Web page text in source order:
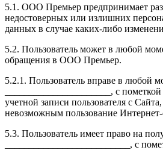
5.1. ООО Премьер предпринимает
недостоверных или излишних
данных в случае каких-либо
5.2. Пользователь может в любой
обращения в ООО Премьер.
5.2.1. Пользователь вправе в любой
______________________, с
учетной записи пользователя с
невозможным пользование
5.3. Пользователь имеет право на
__________________________, с